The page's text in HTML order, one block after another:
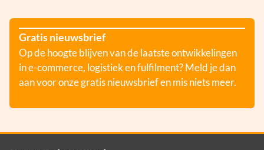
Gratis nieuwsbrief
Op de hoogte blijven van de laatste ontwikkelingen
in e-commerce, logistiek en fulfilment? Meld je dan
aan voor onze gratis nieuwsbrief en mis niets meer.